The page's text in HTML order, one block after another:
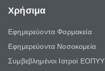
Χρήσιμα
Εφημερεύοντα Φαρμακεία
Εφημερεύοντα Νοσοκομεία
Συμβεβλημένοι Ιατροί ΕΟΠΥΥ